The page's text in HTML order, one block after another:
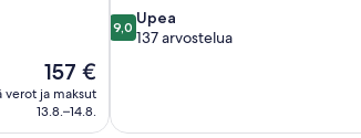
Hinta
on
157 €
157 €
verot ja maksut
13.8.–14.8.
9.0
kautta
arvostelua
9,0 Upea
137 arvostelua